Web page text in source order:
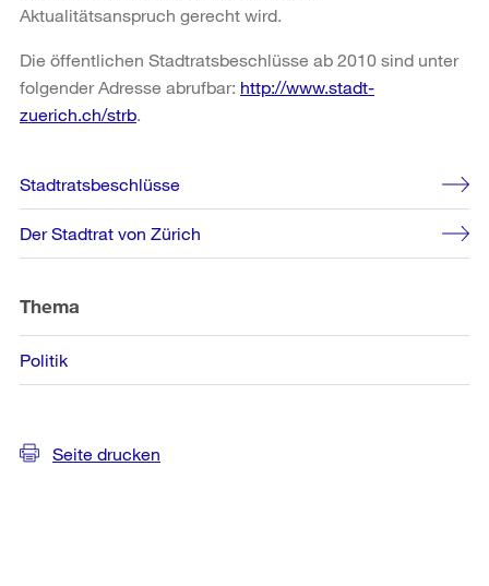
Aktualitätsanspruch gerecht wird.
Die öffentlichen Stadtratsbeschlüsse ab 2010 sind unter
folgender Adresse abrufbar: http://www.stadt-
zuerich.ch/strb
Weitere
Informationen
Stadtratsbeschlüsse
Der Stadtrat von Zürich
Thema
Politik
Seite drucken